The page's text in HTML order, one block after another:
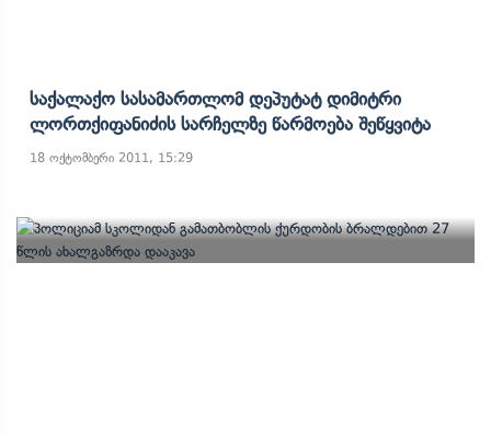
Საქალაქო Სასამართლომ Დეპუტატ Დიმიტრი
Ლორთქიფანიძის Სარჩელზე Წარმოება Შეწყვიტა
18 ოქტომბერი 2011, 15:29